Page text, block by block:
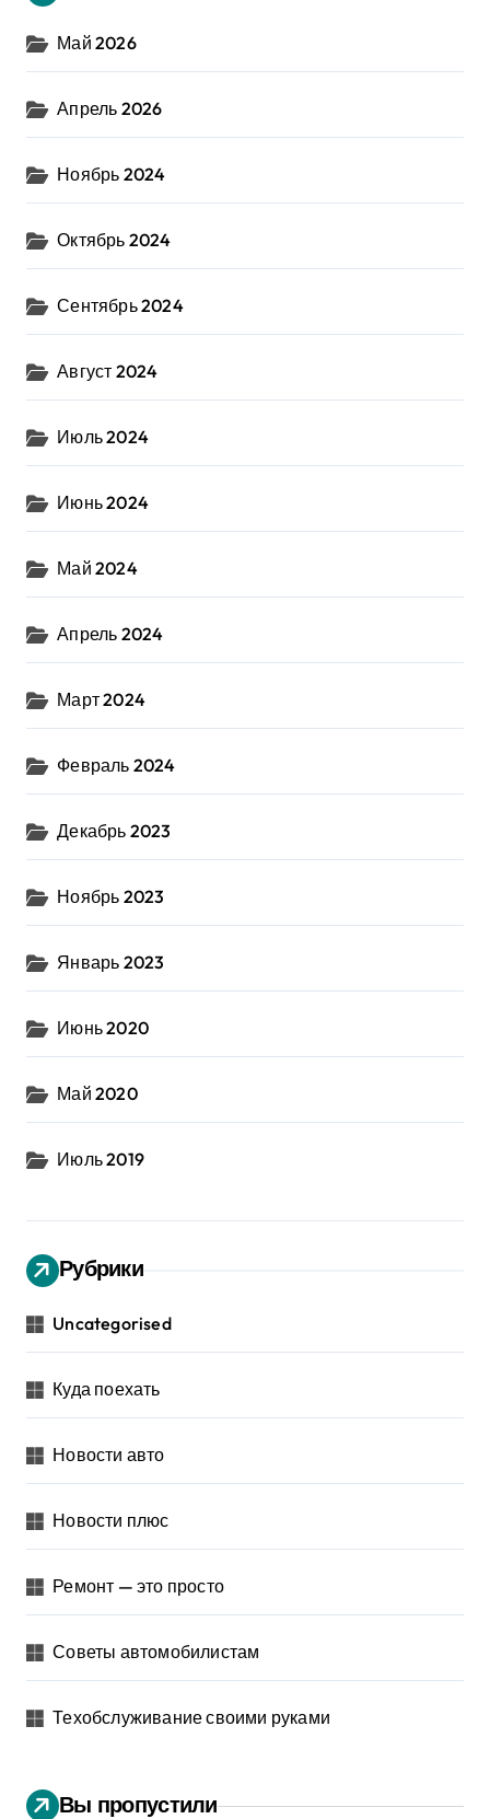
Май 2026
Апрель 2026
Ноябрь 2024
Октябрь 2024
Сентябрь 2024
Август 2024
Июль 2024
Июнь 2024
Май 2024
Апрель 2024
Март 2024
Февраль 2024
Декабрь 2023
Ноябрь 2023
Январь 2023
Июнь 2020
Май 2020
Июль 2019
Рубрики
Uncategorised
Куда поехать
Новости авто
Новости плюс
Ремонт — это просто
Советы автомобилистам
Техобслуживание своими руками
Вы пропустили